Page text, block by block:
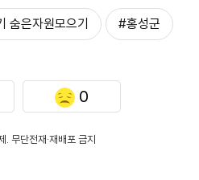
숨은자원모으기 #홍성군
0
무단전재·재배포 금지